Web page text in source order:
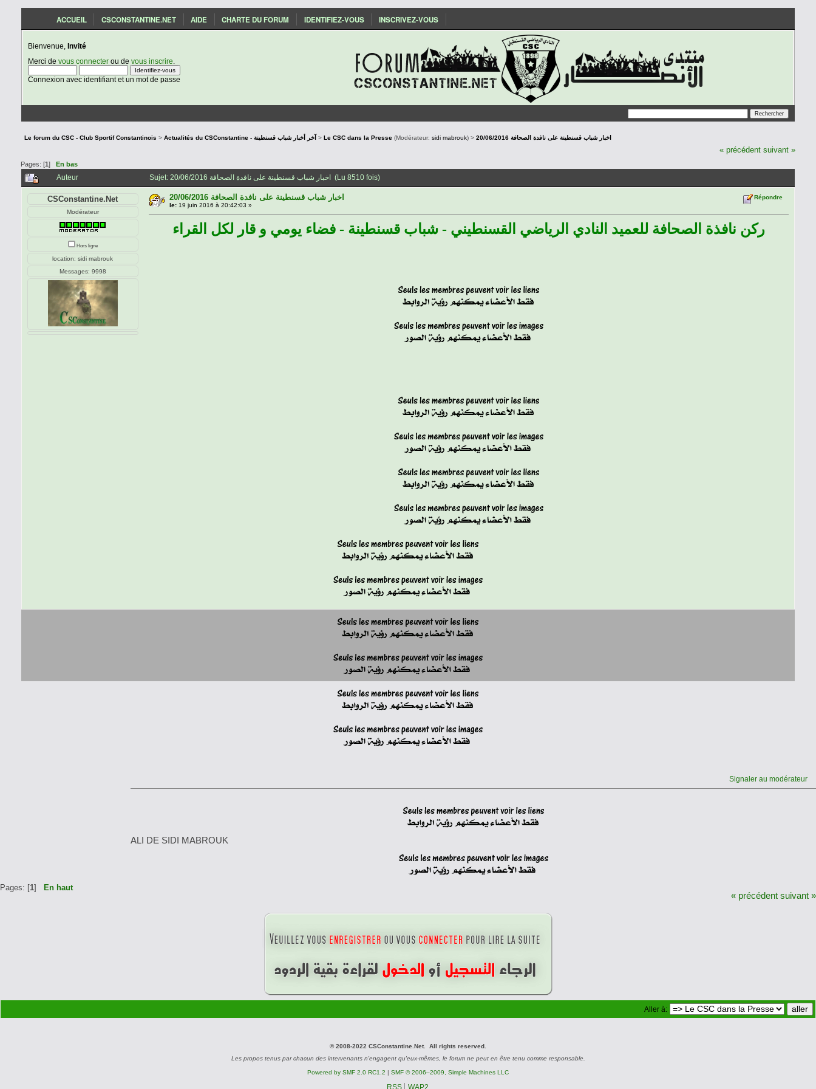
ACCUEIL CSCONSTANTINE.NET AIDE CHARTE DU FORUM IDENTIFIEZ-VOUS INSCRIVEZ-VOUS
Bienvenue, Invité
Merci de vous connecterou de vous inscrire
Connexion avec identifiant et un mot de passe
Le forum du CSC - Club Sportif Constantinois > Actualités du CSConstantine - آخر أخبار شباب قسنطينة >Le CSC dans la Presse (Modérateur:sidi mabrouk) > 20/06/2016 اخبار شباب قسنطينة على نافدة الصحافة
« précédent suivant »
Pages: [1] En bas
Auteur Sujet: 20/06/2016 اخبار شباب قسنطينة على نافدة الصحافة (Lu 8510 fois)
CSConstantine.Net
Modérateur
Hors ligne
location: sidi mabrouk
Messages: 9998
20/06/2016 اخبار شباب قسنطينة على نافدة الصحافة
le:19 juin 2016 à 20:42:03 »
Répondre
ركن نافذة الصحافة للعميد النادي الرياضي القسنطيني - شباب قسنطينة - فضاء يومي و قار لكل القراء
Signaler au modérateur
ALI DE SIDI MABROUK
Pages: [1] En haut
« précédent suivant »
Aller à:
© 2008-2022 CSConstantine.Net. All rights reserved.
Les propos tenus par chacun des intervenants n'engagent qu'eux-mêmes, le forum ne peut en être tenu comme responsable.
Powered by SMF 2.0 RC1.2 | SMF © 2006–2009, Simple Machines LLC
RSS WAP2